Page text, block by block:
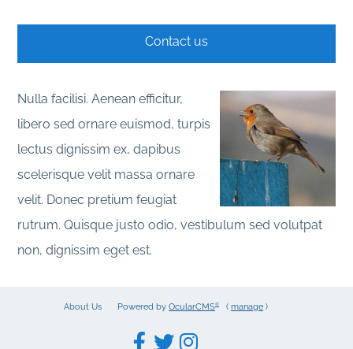
Contact us
Nulla facilisi. Aenean efficitur,
libero sed ornare euismod, turpis
lectus dignissim ex, dapibus
scelerisque velit massa ornare
velit. Donec pretium feugiat
rutrum. Quisque justo odio, vestibulum sed volutpat
non, dignissim eget est.
About Us Powered byOcularCMS® (manage )